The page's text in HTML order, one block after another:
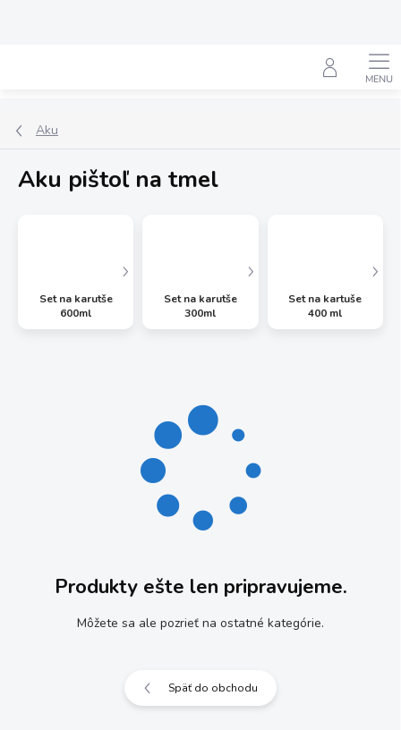
Hľadať
Aku
Aku pištoľ na tmel
Set na karutše
600ml
Set na karutše
300ml
Set na kartuše
400 ml
Produkty ešte len pripravujeme.
Môžete sa ale pozrieť na ostatné kategórie.
Späť do obchodu